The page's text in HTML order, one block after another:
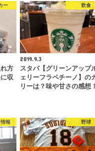
ー
方
収
飲食
2019.9.3
スタバ【グリーンアップ
ェリーフラペチーノ】の
リーは？味や甘さの感想！
報 野球